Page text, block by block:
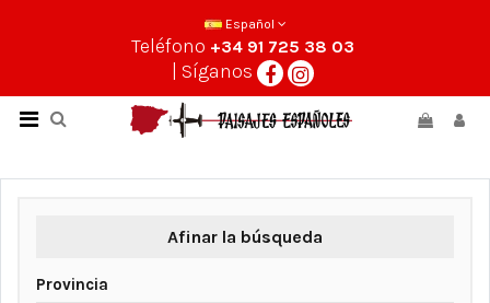
Español
Teléfono +34 91 725 38 03
| Síganos
Afinar la búsqueda
Provincia